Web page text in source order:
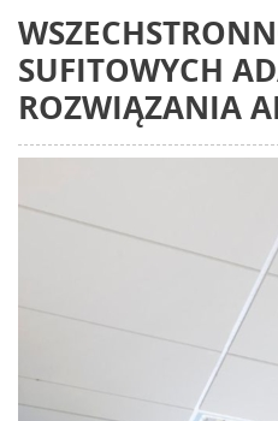
SUFITOWYCH
ROZWIĄZANIA